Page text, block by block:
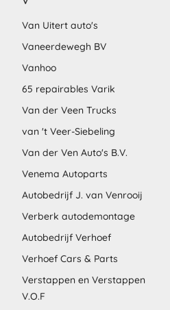
Van Uitert auto's
Vaneerdewegh BV
Vanhoo
65 repairables Varik
Van der Veen Trucks
van 't Veer-Siebeling
Van der Ven Auto's B.V.
Venema Autoparts
Autobedrijf J. van Venrooij
Verberk autodemontage
Autobedrijf Verhoef
Verhoef Cars & Parts
Verstappen en Verstappen
V.O.F